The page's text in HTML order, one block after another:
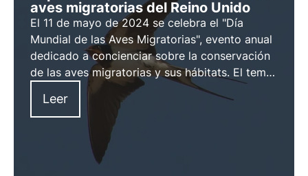
aves migratorias del Reino Unido
El 11 de mayo de 2024 se celebra el "Día
Mundial de las Aves Migratorias", evento anual
dedicado a concienciar sobre la conservación
de las aves migratorias y sus hábitats. El tema
de este año, "los insectos", pretende destacar
la importante relación entre las aves
migratorias y los insectos.
Leer